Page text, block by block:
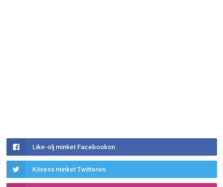
Like-olj minket Facebookon
Kövess minket Twitteren